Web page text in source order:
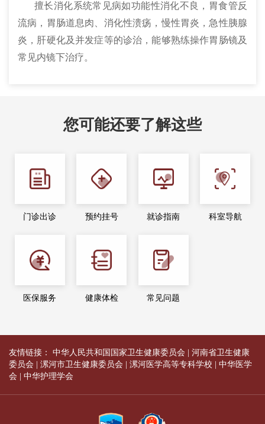
擅长消化系统常见病如功能性消化不良，胃食管反
流病，胃肠道息肉、消化性溃疡，慢性胃炎，急性胰腺
炎，肝硬化及并发症等的诊治，能够熟练操作胃肠镜及
常见内镜下治疗。
您可能还要了解这些
门诊出诊 预约挂号 就诊指南 科室导航
医保服务 健康体检 常见问题
友情链接： 中华人民共和国国家卫生健康委员会
河南省卫生健康
委员会
漯河市卫生健康委员会 漯河医学高等专科学校
中华医学
会
中华护理学会